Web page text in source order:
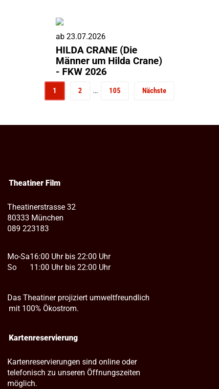
ab 23.07.2026
HILDA CRANE (Die
Männer um Hilda Crane)
- FKW 2026
1 2 … 105 Nächste
Theatiner Film
Theatinerstrasse 32
80333 München
089 223183
Mo-Sa
So
16:00 Uhr bis 22:00 Uhr
11:00 Uhr bis 22:00 Uhr
Das Theatiner projiziert umweltfreundlich
mit 100% Ökostrom.
Kartenreservierung
Kartenreservierungen sind online oder
telefonisch zu unseren Öffnungszeiten
möglich.